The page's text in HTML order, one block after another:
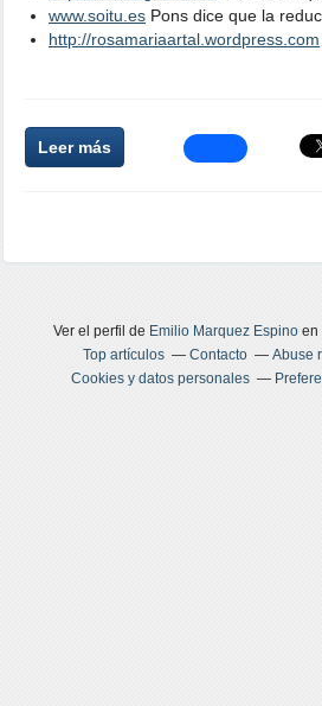
www.soitu.es Pons dice que la
http://rosamariaartal.wordpress.com
Leer más
Ver el perfil de Emilio Marquez Espinoen
Top artículos
Contacto Abuse
Cookies y datos personales